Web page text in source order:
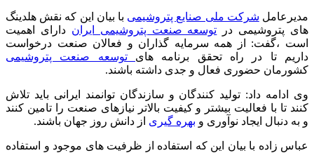
مدیرعامل شرکت ملی صنایع پتروشیمی با بیان این که نقش هلدینگ
های پتروشیمی در توسعه صنعت پتروشیمی ایران دارای اهمیت
است ،گفت: از همه سرمایه گذاران و فعالان صنعت درخواست
داریم تا در راه تحقق برنامه های توسعه صنعت پتروشیمی
کشورمان حضوری فعال و جدی داشته باشند.
وی ادامه داد: تولید کنندگان و سازندگان توانمند ایرانی باید تلاش
کنند تا با فعالیت بیشتر و کیفیت بالاتر نیازهای صنعت را تامین کنند
و به دنبال ایجاد نوآوری و بهره گیری از دانش روز جهان باشند.
عباس زاده با بیان این که استفاده از ظرفیت های موجود و استفاده